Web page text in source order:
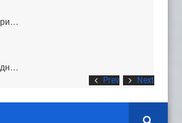
Prev Next